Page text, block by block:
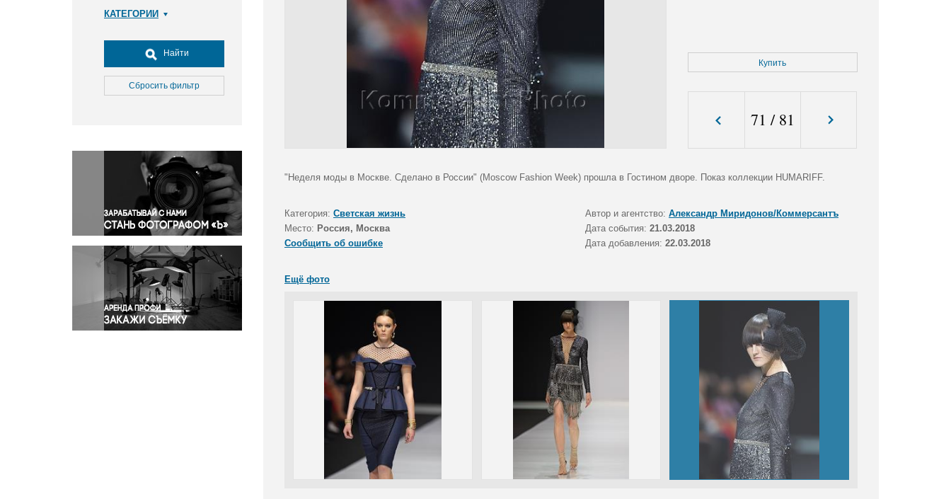
КАТЕГОРИИ
Досуг, туризм и отдых
Культура
Медицина
Окружающая среда
Политика
Правосудие
Происшествия и конфликты
Религия
Светская жизнь
Спорт
Экология
Экономика и бизнес
Найти
Сбросить фильтр
Купить
71 / 81
"Неделя моды в Москве. Сделано в России" (Moscow Fashion Week) прошла в Гостином дворе. Показ коллекции HUMARIFF.
Категория: Светская жизнь Автор и агентство: Александр Миридонов/Коммерсантъ
Место: Россия, Москва Дата события: 21.03.2018
Сообщить об ошибке
Дата добавления: 22.03.2018
Ещё фото